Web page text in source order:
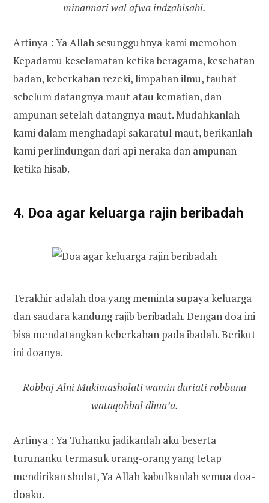
minannari wal afwa indzahisabi.
Artinya : Ya Allah sesungguhnya kami memohon
Kepadamu keselamatan ketika beragama, kesehatan
badan, keberkahan rezeki, limpahan ilmu, taubat
sebelum datangnya maut atau kematian, dan
ampunan setelah datangnya maut. Mudahkanlah
kami dalam menghadapi sakaratul maut, berikanlah
kami perlindungan dari api neraka dan ampunan
ketika hisab.
4. Doa agar keluarga rajin beribadah
Terakhir adalah doa yang meminta supaya keluarga
dan saudara kandung rajib beribadah. Dengan doa ini
bisa mendatangkan keberkahan pada ibadah. Berikut
ini doanya.
Robbaj Alni Mukimasholati wamin duriati robbana
wataqobbal dhua’a.
Artinya : Ya Tuhanku jadikanlah aku beserta
turunanku termasuk orang-orang yang tetap
mendirikan sholat, Ya Allah kabulkanlah semua doa-
doaku.